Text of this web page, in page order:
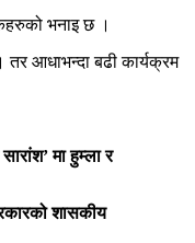
भनाइ छ ।
आधाभन्दा बढी कार्यक्रम
मा हुम्ला र
शासकीय